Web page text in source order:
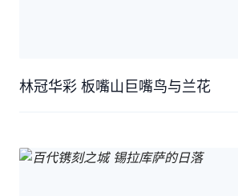
林冠华彩 板嘴山巨嘴鸟与兰花